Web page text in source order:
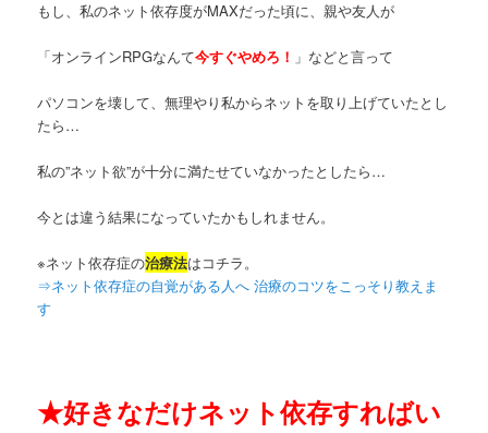
もし、私のネット依存度がMAXだった頃に、親や友人が
「オンラインRPGなんて今すぐやめろ！ 」などと言って
パソコンを壊して、無理やり私からネットを取り上げていたとし
たら…
私の”ネット欲”が十分に満たせていなかったとしたら…
今とは違う結果になっていたかもしれません。
※ネット依存症の治療法はコチラ。
⇒ネット依存症の自覚がある人へ 治療のコツをこっそり教えま
す
★好きなだけネット依存すればい